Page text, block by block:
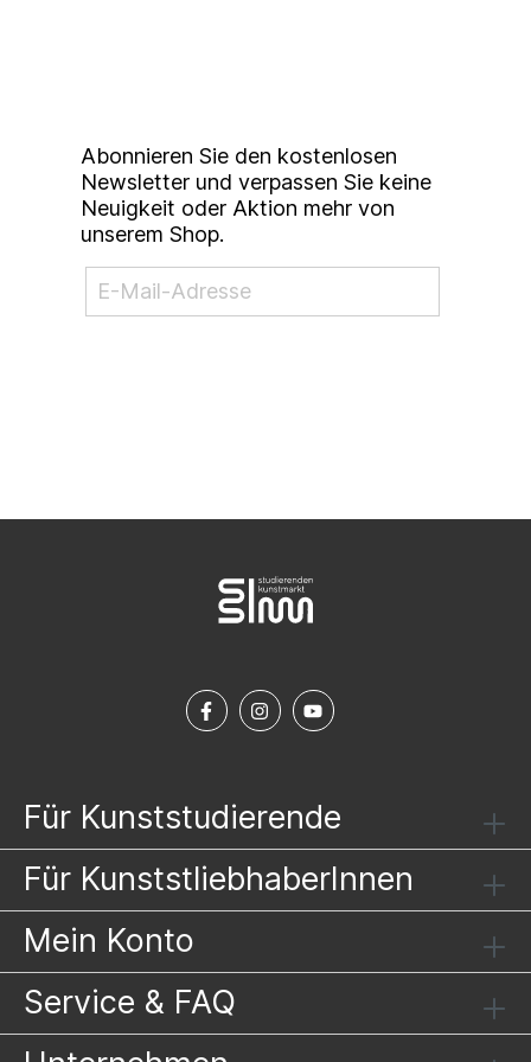
Abonnieren Sie den kostenlosen
Newsletter und verpassen Sie keine
Neuigkeit oder Aktion mehr von
unserem Shop.
Für Kunststudierende
Für KunststliebhaberInnen
Mein Konto
Service & FAQ